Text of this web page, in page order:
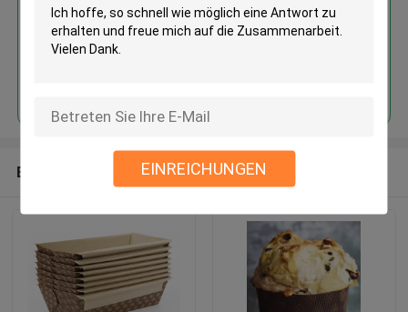
EINREICHUNGEN
Empfohlene Produkte